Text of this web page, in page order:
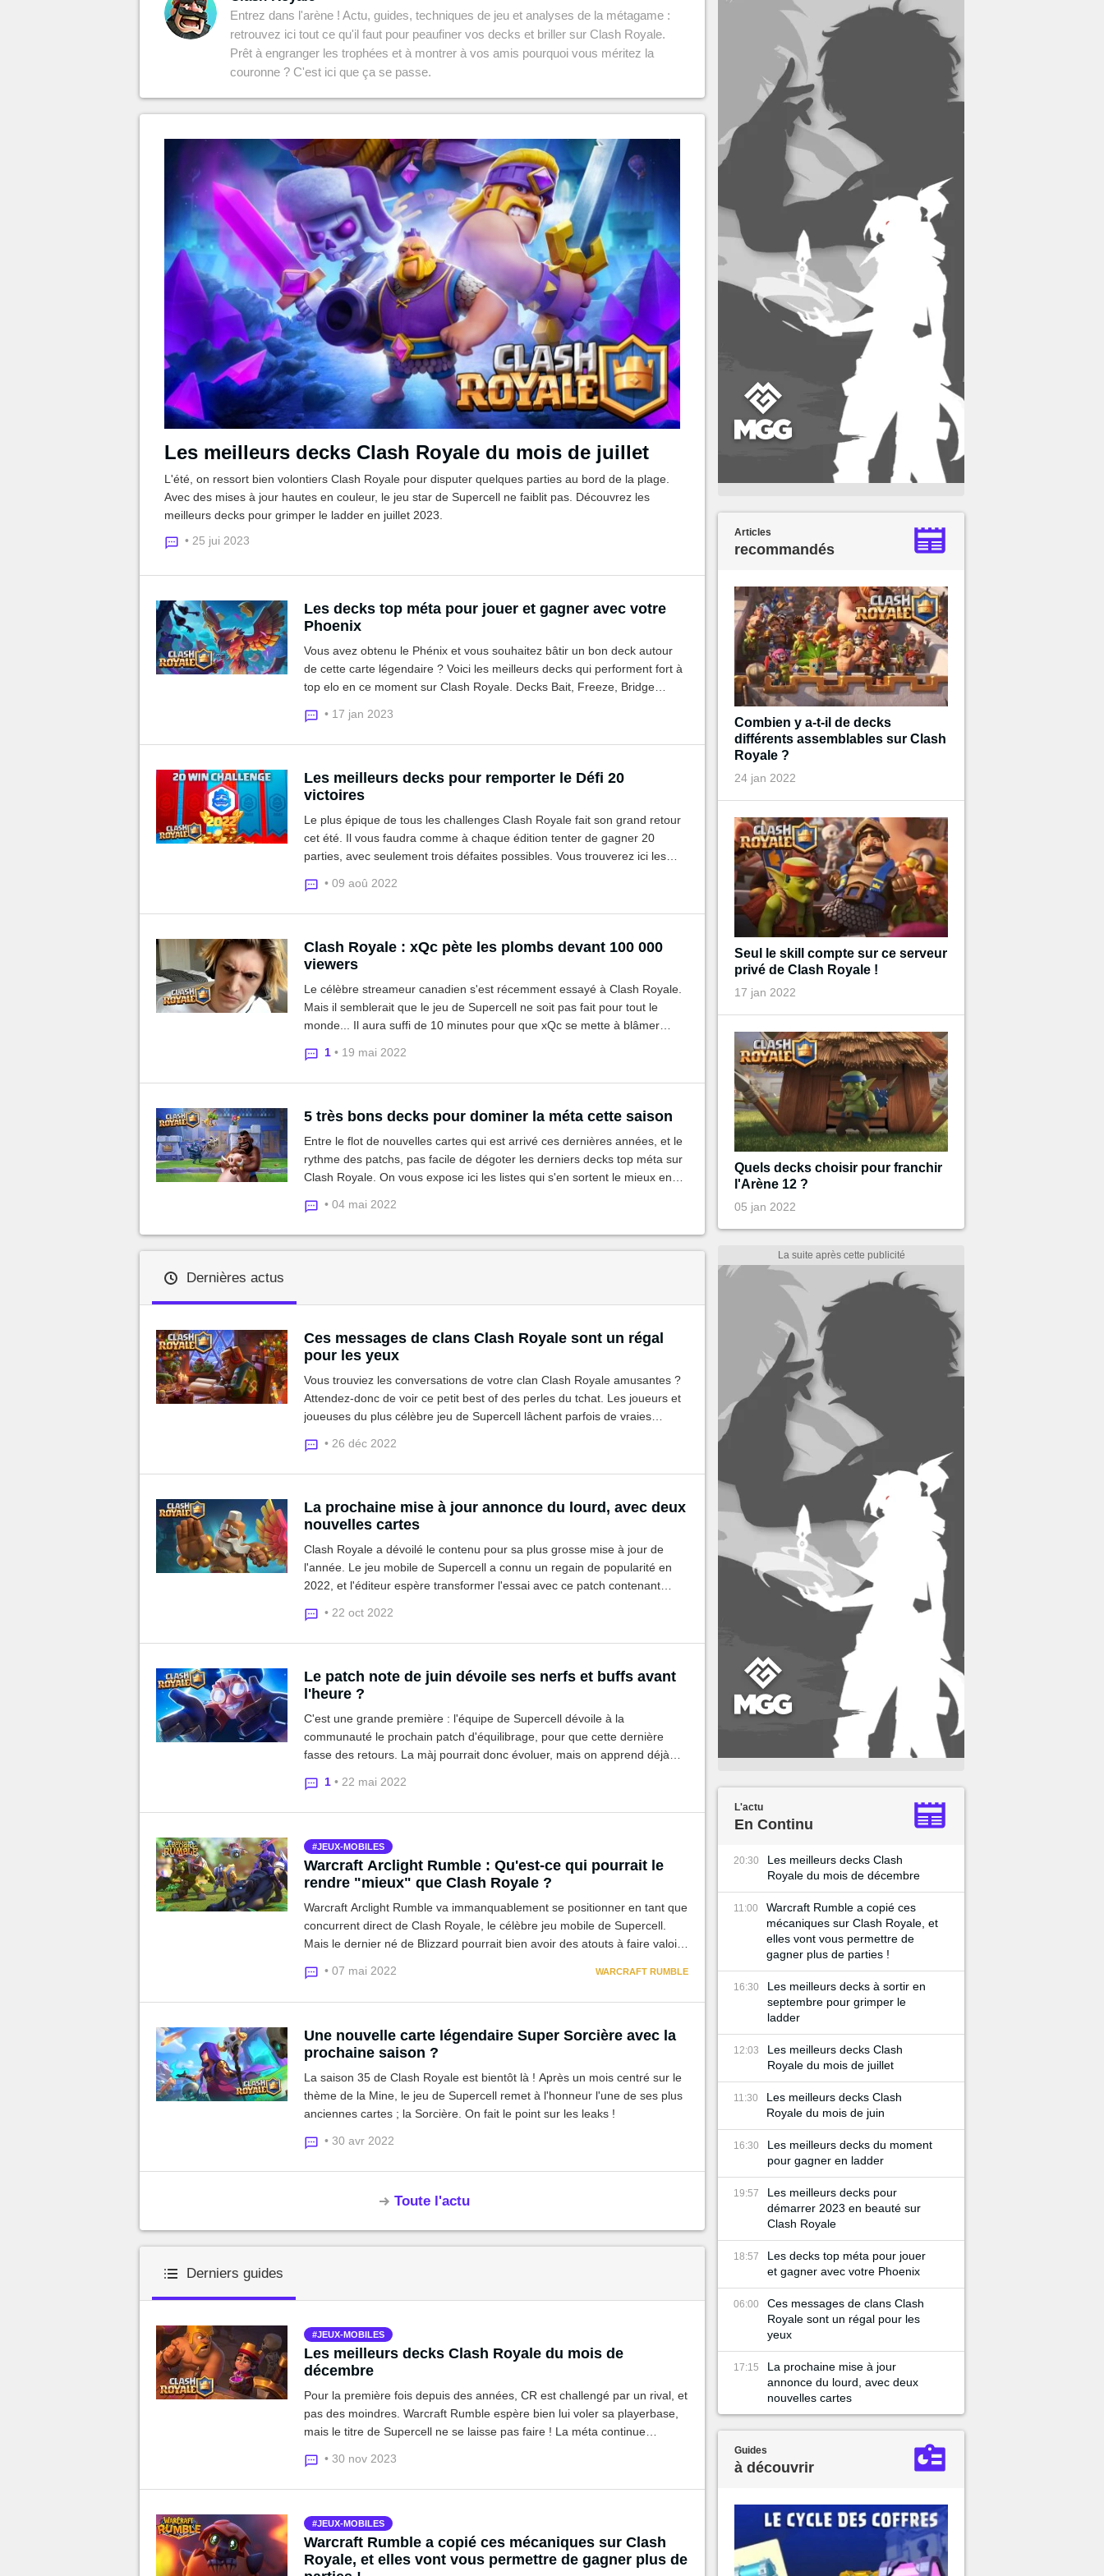
MGG
Entrez dans l'arène ! Actu, guides, techniques de jeu et analyses de la métagame :
retrouvez ici tout ce qu'il faut pour peaufiner vos decks et briller sur Clash Royale.
Prêt à engranger les trophées et à montrer à vos amis pourquoi vous méritez la
couronne ? C'est ici que ça se passe.
Les meilleurs decks Clash Royale du mois de juillet
L'été, on ressort bien volontiers Clash Royale pour disputer quelques parties au bord de la plage.
Avec des mises à jour hautes en couleur, le jeu star de Supercell ne faiblit pas. Découvrez les
meilleurs decks pour grimper le ladder en juillet 2023.
• 25 jui 2023
Les decks top méta pour jouer et gagner avec votre
Phoenix
Vous avez obtenu le Phénix et vous souhaitez bâtir un bon deck autour
de cette carte légendaire ? Voici les meilleurs decks qui performent fort à
top elo en ce moment sur Clash Royale. Decks Bait, Freeze, Bridge
• 17 jan 2023
Les meilleurs decks pour remporter le Défi 20
victoires
Le plus épique de tous les challenges Clash Royale fait son grand retour
cet été. Il vous faudra comme à chaque édition tenter de gagner 20
parties, avec seulement trois défaites possibles. Vous trouverez ici les
• 09 aoû 2022
Clash Royale : xQc pète les plombs devant 100 000
viewers
Le célèbre streameur canadien s'est récemment essayé à Clash Royale.
Mais il semblerait que le jeu de Supercell ne soit pas fait pour tout le
monde... Il aura suffi de 10 minutes pour que xQc se mette à blâmer
1 • 19 mai 2022
5 très bons decks pour dominer la méta cette saison
Entre le flot de nouvelles cartes qui est arrivé ces dernières années, et le
rythme des patchs, pas facile de dégoter les derniers decks top méta sur
Clash Royale. On vous expose ici les listes qui s'en sortent le mieux en
• 04 mai 2022
Dernières actus
Ces messages de clans Clash Royale sont un régal
pour les yeux
Vous trouviez les conversations de votre clan Clash Royale amusantes ?
Attendez-donc de voir ce petit best of des perles du tchat. Les joueurs et
joueuses du plus célèbre jeu de Supercell lâchent parfois de vraies
• 26 déc 2022
La prochaine mise à jour annonce du lourd, avec deux
nouvelles cartes
Clash Royale a dévoilé le contenu pour sa plus grosse mise à jour de
l'année. Le jeu mobile de Supercell a connu un regain de popularité en
2022, et l'éditeur espère transformer l'essai avec ce patch contenant
• 22 oct 2022
Le patch note de juin dévoile ses nerfs et buffs avant
l'heure ?
C'est une grande première : l'équipe de Supercell dévoile à la
communauté le prochain patch d'équilibrage, pour que cette dernière
fasse des retours. La màj pourrait donc évoluer, mais on apprend déjà
1 • 22 mai 2022
JEUX-MOBILES
Warcraft Arclight Rumble : Qu'est-ce qui pourrait le
rendre "mieux" que Clash Royale ?
Warcraft Arclight Rumble va immanquablement se positionner en tant que
concurrent direct de Clash Royale, le célèbre jeu mobile de Supercell.
Mais le dernier né de Blizzard pourrait bien avoir des atouts à faire valoir
• 07 mai 2022 WARCRAFT RUMBLE
Une nouvelle carte légendaire Super Sorcière avec la
prochaine saison ?
La saison 35 de Clash Royale est bientôt là ! Après un mois centré sur le
thème de la Mine, le jeu de Supercell remet à l'honneur l'une de ses plus
anciennes cartes ; la Sorcière. On fait le point sur les leaks !
• 30 avr 2022
Toute l'actu
Derniers guides
JEUX-MOBILES
Les meilleurs decks Clash Royale du mois de
décembre
Pour la première fois depuis des années, CR est challengé par un rival, et
pas des moindres. Warcraft Rumble espère bien lui voler sa playerbase,
mais le titre de Supercell ne se laisse pas faire ! La méta continue
moment.
• 30 nov 2023
JEUX-MOBILES
Warcraft Rumble a copié ces mécaniques sur Clash
Royale, et elles vont vous permettre de gagner plus de
Articles
recommandés
Combien y a-t-il de decks
différents assemblables sur Clash
Royale ?
24 jan 2022
Seul le skill compte sur ce serveur
privé de Clash Royale !
17 jan 2022
Quels decks choisir pour franchir
l'Arène 12 ?
05 jan 2022
L'actu
En Continu
20:30
Les meilleurs decks Clash
Royale du mois de décembre
11:00
Warcraft Rumble a copié ces
mécaniques sur Clash Royale, et
elles vont vous permettre de
gagner plus de parties !
16:30
Les meilleurs decks à sortir en
septembre pour grimper le
ladder
12:03
Les meilleurs decks Clash
Royale du mois de juillet
11:30
Les meilleurs decks Clash
Royale du mois de juin
16:30
Les meilleurs decks du moment
pour gagner en ladder
19:57
Les meilleurs decks pour
démarrer 2023 en beauté sur
Clash Royale
18:57
Les decks top méta pour jouer
et gagner avec votre Phoenix
06:00
Ces messages de clans Clash
Royale sont un régal pour les
yeux
17:15
La prochaine mise à jour
annonce du lourd, avec deux
nouvelles cartes
Guides
à découvrir